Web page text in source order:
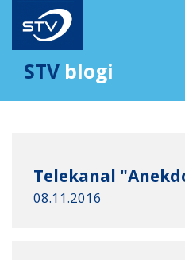
STV blogi
Telekanal
08.11.2016